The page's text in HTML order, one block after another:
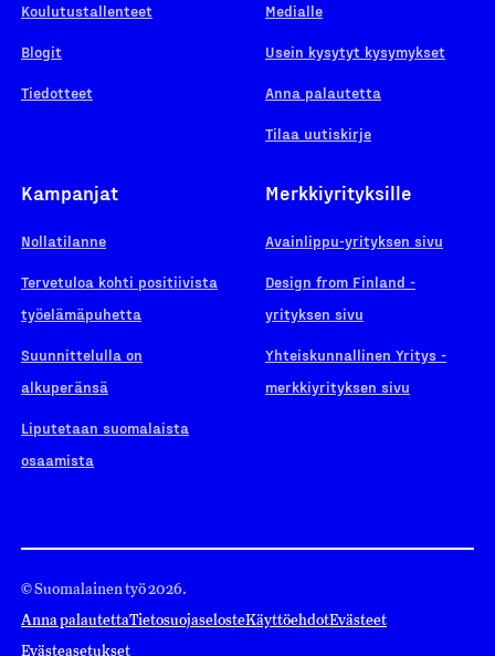
Koulutustallenteet
Blogit
Tiedotteet
Medialle
Usein kysytyt kysymykset
Anna palautetta
Tilaa uutiskirje
Kampanjat
Nollatilanne
Tervetuloa kohti positiivista
työelämäpuhetta
Suunnittelulla on
alkuperänsä
Liputetaan suomalaista
osaamista
Merkkiyrityksille
Avainlippu-yrityksen sivu
Design from Finland -
yrityksen sivu
Yhteiskunnallinen Yritys -
merkkiyrityksen sivu
© Suomalainen työ 2026.
Anna palautettaTietosuojaselosteKäyttöehdotEvästeet
Evästeasetukset